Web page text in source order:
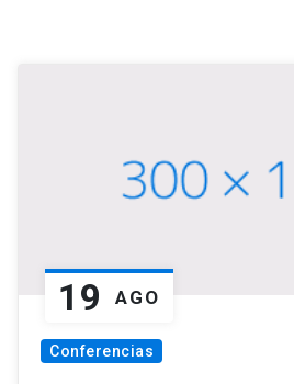
19 AGO
Conferencias